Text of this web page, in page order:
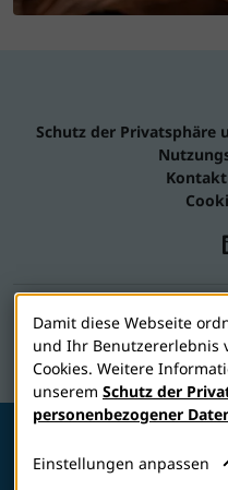
Schutz der Privatsphäre
2026 © Jadran-
Vizol S gehört zur
Damit diese Webseite
und Ihr Benutzererlebnis
Cookies. Weitere
unserem Schutz der
personenbezogener
Einstellungen anpassen